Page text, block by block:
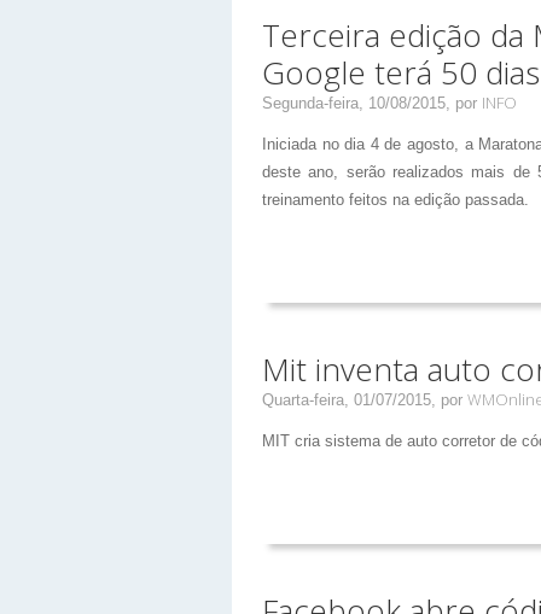
Terceira edição da
Google terá 50
Segunda-feira, 10/08/2015, por INFO
Iniciada no dia 4 de agosto, a
deste ano, serão realizados mais
treinamento feitos na edição passada.
Mit inventa auto
Quarta-feira, 01/07/2015, por
MIT cria sistema de auto corretor de